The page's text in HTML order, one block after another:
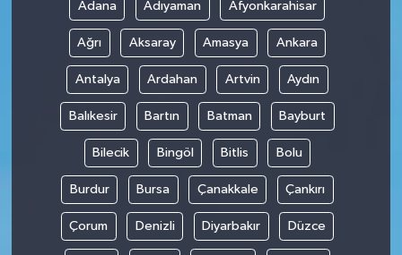
Adana Adıyaman Afyonkarahisar
Ağrı Aksaray Amasya Ankara
Antalya Ardahan Artvin Aydın
Balıkesir Bartın Batman Bayburt
Bilecik Bingöl Bitlis Bolu
Burdur Bursa Çanakkale Çankırı
Çorum Denizli Diyarbakır Düzce